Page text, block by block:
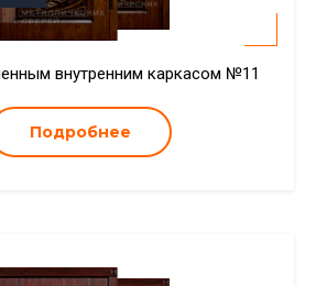
внутренним каркасом №11
Подробнее